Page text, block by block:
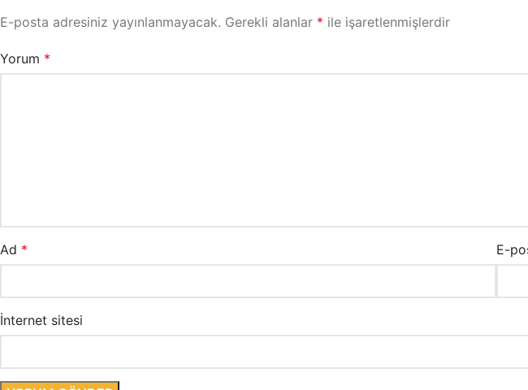
E-posta adresiniz yayınlanmayacak. Gerekli alanlar * ile işaretlenmişlerdir
Yorum *
Ad * E-
İnternet sitesi